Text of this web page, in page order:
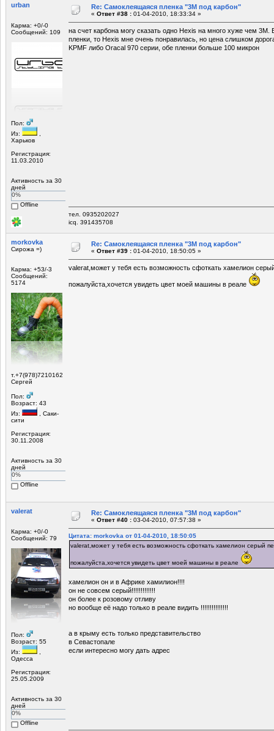
urban
Карма: +0/-0
Сообщений: 109
Пол:
Из:
Харьков
Регистрация:
11.03.2010
Активность за 30
дней
0%
Offline
Re: Самоклеящаяся пленка "3М под карбон"
« Ответ #38 : 01-04-2010, 18:33:34 »
на счет карбона могу сказать одно Hexis на много хуже чем 3М.
пленки, то Hexis мне очень понравилась, но цена слишком
KPMF либо Oracal 970 серии, обе пленки больше 100 микрон
тел. 0935202027
icq. 391435708
morkovka
Сирожа =)
Карма: +53/-3
Сообщений:
5174
т.+7(978)7210162
Сергей
Пол:
Возраст: 43
Из:
, Саки-
сити
Регистрация:
30.11.2008
Активность за 30
дней
0%
Offline
Re: Самоклеящаяся пленка "3М под карбон"
« Ответ #39 : 01-04-2010, 18:50:05 »
valerat,может у тебя есть возможность сфоткать хамелион
пожалуйста,хочется увидеть цвет моей машины в реале
valerat
Карма: +0/-0
Сообщений: 79
Пол:
Возраст: 55
Из:
Одесса
Регистрация:
25.05.2009
Активность за 30
дней
0%
Offline
Re: Самоклеящаяся пленка "3М под карбон"
« Ответ #40 : 03-04-2010, 07:57:38 »
Цитата: morkovka от 01-04-2010, 18:50:05
valerat,может у тебя есть возможность сфоткать хамелион серый
пожалуйста,хочется увидеть цвет моей машины в реале
хамелион он и в Африке хамилион!!!!
он не совсем серый!!!!!!!!!!!!!
он более к розовому отливу
но вообще её надо только в реале видить !!!!!!!!!!!!!!!
а в крыму есть только представительство
в Севастопале
если интересно могу дать адрес